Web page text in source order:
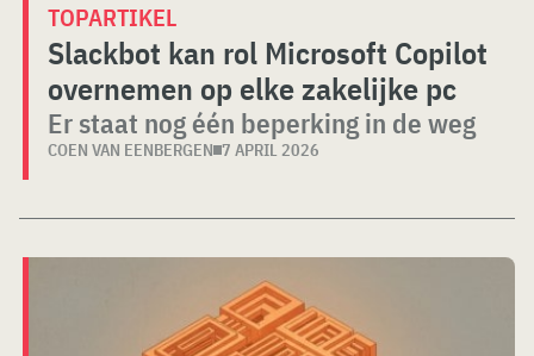
TOPARTIKEL
Slackbot kan rol Microsoft Copilot
overnemen op elke zakelijke pc
Er staat nog één beperking in de weg
COEN VAN EENBERGEN 7 APRIL 2026